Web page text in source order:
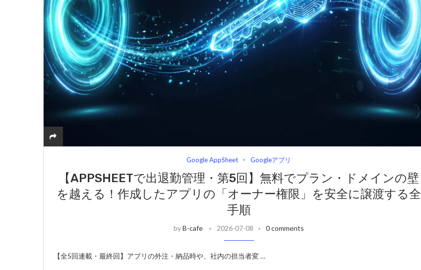
Google AppSheet Googleアプリ
【APPSHEETで出退勤管理・第5回】無料でプラン・ドメインの壁
を越える！作成したアプリの「オーナー権限」を安全に譲渡する全
手順
byB-cafe 2026-07-08 0 comments
【全5回連載・最終回】アプリの外注・納品時や、社内の担当者変 …